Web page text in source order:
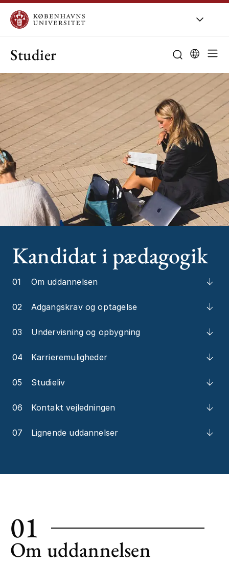
Studier
Kandidat i pædagogik
01 Om uddannelsen
02 Adgangskrav og optagelse
03 Undervisning og opbygning
04 Karrieremuligheder
05 Studieliv
06 Kontakt vejledningen
07 Lignende uddannelser
01
Om uddannelsen